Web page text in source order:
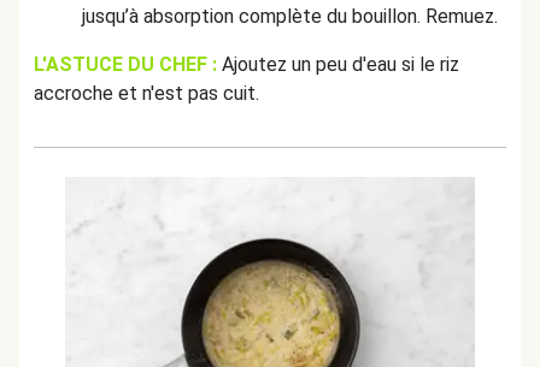
jusqu’à absorption complète du bouillon. Remuez.
L'ASTUCE DU CHEF : Ajoutez un peu d'eau si le riz
accroche et n'est pas cuit.